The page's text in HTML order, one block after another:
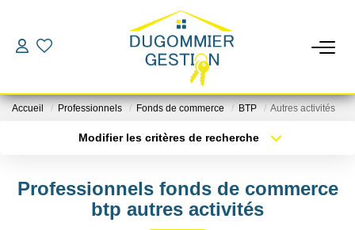
LOCATIONS
CHANGER DE GESTIONNAIRE
Accueil Professionnels Fonds de commerce BTP Autres activités
Modifier les critères de recherche
Budget max
Professionnels fonds de commerce
btp autres activités